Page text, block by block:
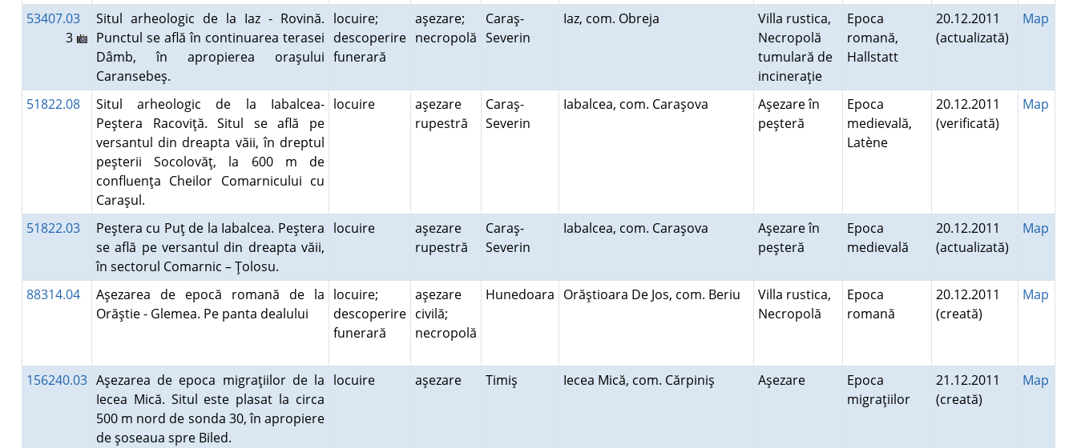
53407.03
3
Situl arheologic de la Iaz - Rovină.
Punctul se află în continuarea terasei
Dâmb, în apropierea oraşului
Caransebeş.
locuire;
descoperire
funerară
aşezare;
necropolă
Caraş-
Severin
Iaz, com. Obreja
Villa rustica,
Necropolă
tumulară de
incineraţie
Epoca
romană,
Hallstatt
20.12.2011
(actualizată)
Map
51822.08
Situl arheologic de la Iabalcea-
Peştera Racoviţă. Situl se află pe
versantul din dreapta văii, în dreptul
peşterii Socolovăţ, la 600 m de
confluenţa Cheilor Comarnicului cu
Caraşul.
locuire
aşezare
rupestră
Caraş-
Severin
Iabalcea, com. Caraşova
Aşezare în
peşteră
Epoca
medievală,
Latène
20.12.2011
(verificată)
Map
51822.03
Peştera cu Puţ de la Iabalcea. Peştera
se află pe versantul din dreapta văii,
în sectorul Comarnic – Ţolosu.
locuire
aşezare
rupestră
Caraş-
Severin
Iabalcea, com. Caraşova
Aşezare în
peşteră
Epoca
medievală
20.12.2011
(actualizată)
Map
88314.04
Aşezarea de epocă romană de la
Orăştie - Glemea. Pe panta dealului
locuire;
descoperire
funerară
aşezare
civilă;
necropolă
Hunedoara Orăştioara De Jos, com. Beriu
Villa rustica,
Necropolă
Epoca
romană
20.12.2011
(creată)
Map
156240.03 Aşezarea de epoca migraţiilor de la
Iecea Mică. Situl este plasat la circa
500 m nord de sonda 30, în apropiere
de şoseaua spre Biled.
locuire aşezare Timiş Iecea Mică, com. Cărpiniş Aşezare
Epoca
migraţiilor
21.12.2011
(creată)
Map